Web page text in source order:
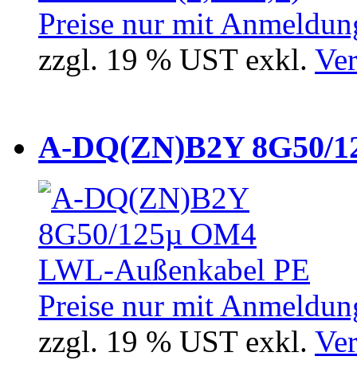
Preise nur mit
zzgl. 19 % UST exkl.
A-DQ(ZN)B2Y 8G50/
Preise nur mit
zzgl. 19 % UST exkl.